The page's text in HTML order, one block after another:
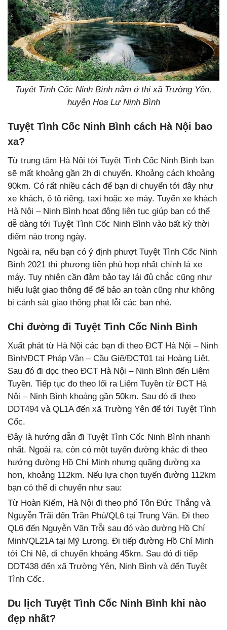
Tuyêt Tình Cốc Ninh Bình nằm ở thị xã Trường Yên,
huyện Hoa Lư Ninh Bình
Tuyệt Tình Cốc Ninh Bình cách Hà Nội bao
xa?
Từ trung tâm Hà Nội tới Tuyệt Tình Cốc Ninh Bình bạn
sẽ mất khoảng gần 2h di chuyển. Khoảng cách khoảng
90km. Có rất nhiều cách để bạn di chuyển tới đây như
xe khách, ô tô riêng, taxi hoặc xe máy. Tuyến xe khách
Hà Nội – Ninh Bình hoạt động liên tục giúp bạn có thể
dễ dàng tới Tuyệt Tình Cốc Ninh Bình vào bất kỳ thời
điểm nào trong ngày.
Ngoài ra, nếu bạn có ý định phượt Tuyệt Tình Cốc Ninh
Bình 2021 thì phương tiện phù hợp nhất chính là xe
máy. Tuy nhiên cần đảm bảo tay lái đủ chắc cũng như
hiểu luật giao thông để để bảo an toàn cũng như không
bị cảnh sát giao thông phạt lỗi các bạn nhé.
Chỉ đường đi Tuyệt Tình Cốc Ninh Bình
Xuất phát từ Hà Nội các bạn đi theo ĐCT Hà Nội – Ninh
Bình/ĐCT Pháp Vân – Cầu Giẽ/ĐCT01 tại Hoàng Liệt.
Sau đó đi dọc theo ĐCT Hà Nội – Ninh Bình đến Liêm
Tuyền. Tiếp tục đo theo lối ra Liêm Tuyền từ ĐCT Hà
Nội – Ninh Bình khoảng gần 50km. Sau đó đi theo
DDT494 và QL1A đến xã Trường Yên để tới Tuyệt Tình
Cốc.
Đây là hướng dẫn đi Tuyệt Tình Cốc Ninh Bình nhanh
nhất. Ngoài ra, còn có một tuyến đường khác đi theo
hướng đường Hồ Chí Minh nhưng quãng đường xa
hơn, khoảng 112km. Nếu lựa chọn tuyến đường 112km
bạn có thể di chuyển như sau:
Từ Hoàn Kiếm, Hà Nội đi theo phố Tôn Đức Thắng và
Nguyễn Trãi đến Trần Phú/QL6 tại Trung Văn. Đi theo
QL6 đến Nguyễn Văn Trỗi sau đó vào đường Hồ Chí
Minh/QL21A tại Mỹ Lương. Đi tiếp đường Hồ Chí Minh
tới Chi Nê, di chuyển khoảng 45km. Sau đó đi tiếp
DDT438 đến xã Trường Yên, Ninh Bình và đến Tuyệt
Tình Cốc.
Du lịch Tuyệt Tình Cốc Ninh Bình khi nào
đẹp nhất?